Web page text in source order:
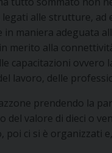
legati alle strutture,
in maniera adeguata
merito alla
capacitazioni ovvero
lavoro, delle
prendendo la
del valore di dieci o
poi ci si è organizzati